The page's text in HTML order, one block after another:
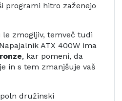
programi hitro zaženejo
le zmogljiv, temveč tudi
ATX 400W ima
, kar pomeni, da
in s tem zmanjšuje vaš
družinski